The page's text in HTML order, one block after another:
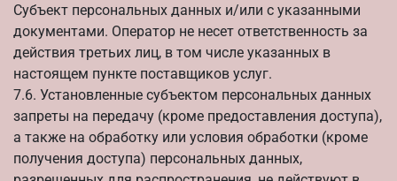
Субъект персональных данных и/или с указанными
документами. Оператор не несет ответственность за
действия третьих лиц, в том числе указанных в
настоящем пункте поставщиков услуг.
7.6. Установленные субъектом персональных данных
запреты на передачу (кроме предоставления доступа),
а также на обработку или условия обработки (кроме
получения доступа) персональных данных,